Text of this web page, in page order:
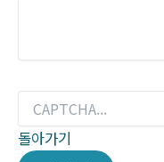
돌아가기